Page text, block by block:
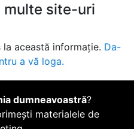
multe site-uri
această informație. Da-
a vă loga.
dumneavoastră?
materialele de